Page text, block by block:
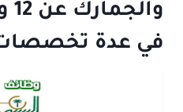
في عدة